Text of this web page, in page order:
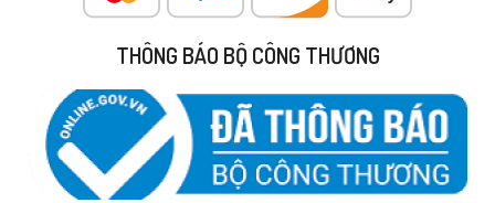
THÔNG BÁO BỘ CÔNG THƯƠNG